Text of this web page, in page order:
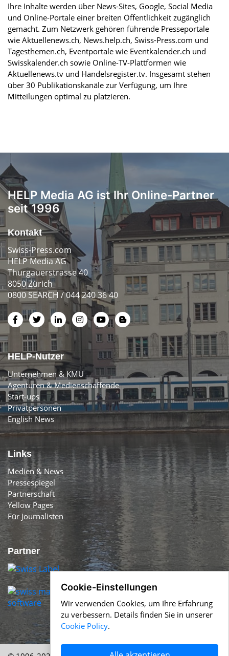
Ihre Inhalte werden über News-Sites, Google, Social Media
und Online-Portale einer breiten Öffentlichkeit zugänglich
gemacht. Zum Netzwerk gehören führende Presseportale
wie Aktuellenews.ch, News.help.ch, Swiss-Press.com und
Tagesthemen.ch, Eventportale wie Eventkalender.ch und
Swisskalender.ch sowie Online-TV-Plattformen wie
Aktuellenews.tv und Handelsregister.tv. Insgesamt stehen
über 30 Publikationskanäle zur Verfügung, um Ihre
Mitteilungen optimal zu platzieren.
HELP Media AG ist Ihr Online-Partner
seit 1996
Kontakt
Swiss-Press.com
HELP Media AG
Thurgauerstrasse 40
8050 Zürich
0800 SEARCH / 044 240 36 40
HELP-Nutzer
Unternehmen & KMU
Agenturen & Medienschaffende
Start-ups
Privatpersonen
English News
Links
Medien & News
Pressespiegel
Partnerschaft
Yellow Pages
Für Journalisten
Partner
Cookie-Einstellungen
Wir verwenden Cookies, um Ihre Erfahrung
zu verbessern. Details finden Sie in unserer
Cookie Policy.